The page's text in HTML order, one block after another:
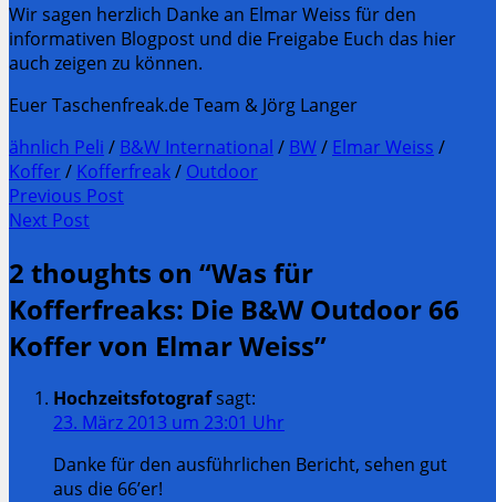
Wir sagen herzlich Danke an Elmar Weiss für den
informativen Blogpost und die Freigabe Euch das hier
auch zeigen zu können.
Euer Taschenfreak.de Team & Jörg Langer
ähnlich Peli / B&W International / BW/ Elmar Weiss /
Koffer / Kofferfreak/ Outdoor
Post
navigation
Previous Post
Previous
Next Post
Post:
2 thoughts on “Was für
Kofferfreaks: Die B&W Outdoor 66
Koffer von Elmar Weiss”
Hochzeitsfotografsagt:
23. März 2013 um 23:01 Uhr
Danke für den ausführlichen Bericht, sehen gut
aus die 66’er!